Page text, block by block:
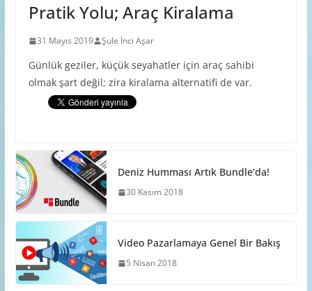
Pratik Yolu; Araç Kiralama
31 Mayıs 2019 Şule İnci Aşar
Günlük geziler, küçük seyahatler için araç sahibi
olmak şart değil; zira kiralama alternatifi de var.
Deniz Humması Artık Bundle’da!
30 Kasım 2018
Video Pazarlamaya Genel Bir Bakış
5 Nisan 2018